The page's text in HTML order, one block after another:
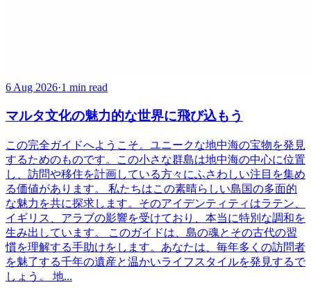
6 Aug 2026·1 min read
マルタ文化の魅力的な世界に飛び込もう
この完全ガイドへようこそ。ユニークな地中海の宝物を発見
するためのものです。この小さな群島は地中海の中心に位置
し、訪問や移住を計画している方々にふさわしい注目を集め
る価値があります。 私たちはこの素晴らしい島国の多面的
な魅力を共に探求します。そのアイデンティティはラテン、
イギリス、アラブの影響を受けており、本当に特別な調和を
生み出しています。 このガイドは、島の魂とその古代の習
慣を理解する手助けをします。あなたは、毎年多くの訪問者
を魅了する千年の遺産と温かいライフスタイルを発見するで
しょう。 地...